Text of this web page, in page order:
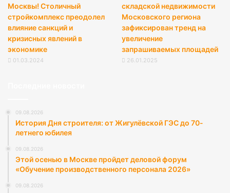
Москвы! Столичный
стройкомплекс преодолел
влияние санкций и
кризисных явлений в
экономике
01.03.2024
складской недвижимости
Московского региона
зафиксирован тренд на
увеличение
запрашиваемых площадей
26.01.2025
09.08.2026
История Дня строителя: от Жигулёвской ГЭС до 70-
летнего юбилея
09.08.2026
Этой осенью в Москве пройдет деловой форум
«Обучение производственного персонала 2026»
09.08.2026